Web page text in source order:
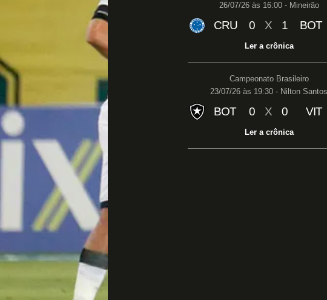
26/07/26 às 16:00 - Mineirão
CRU 0 X 1 BOT
Ler a crônica
Campeonato Brasileiro
23/07/26 às 19:30 - Nilton Santos
BOT 0 X 0 VIT
Ler a crônica